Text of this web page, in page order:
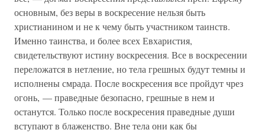
основным, без веры в воскресение нельзя быть
христианином и не к чему быть участником таинств.
Именно таинства, и более всех Евхаристия,
свидетельствуют истину воскресения. Все в воскресении
переложатся в нетление, но тела грешных будут темны и
исполнены смрада. После воскресения все пройдут чрез
огонь, — праведные безопасно, грешные в нем и
останутся. Только после воскресения праведные души
вступают в блаженство. Вне тела они как бы